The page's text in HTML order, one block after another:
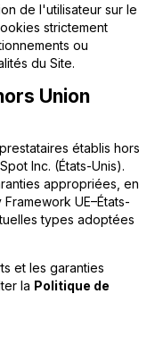
de l'utilisateur sur le
strictement
ou
du Site.
Union
établis hors
Inc. (États-Unis).
appropriées, en
Framework UE–États-
types adoptées
et les garanties
la Politique de